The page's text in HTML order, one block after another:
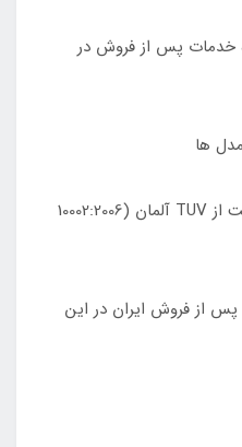
٢۴ ماه ضمانت و ١٢١ ماه خدمات پس از فروش در
ها
دارنده استاندارد مدیریت کیفیت از TUV آلمان (10002:2006
پس از فروش ایران در این